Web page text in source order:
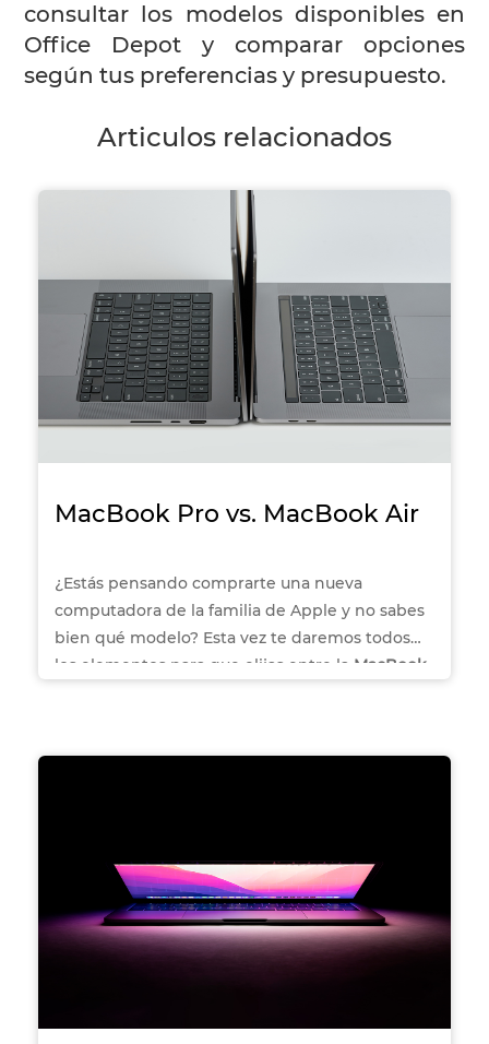
consultar los modelos disponibles en
Office Depot y comparar opciones
según tus preferencias y presupuesto.
Articulos relacionados
MacBook Pro vs. MacBook Air
¿Estás pensando comprarte una nueva
computadora de la familia de Apple y no sabes
bien qué modelo? Esta vez te daremos todos
los elementos para que elijas entre la MacBook